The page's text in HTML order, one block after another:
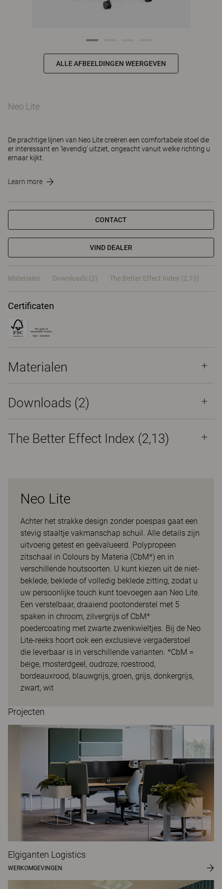
ALLE AFBEELDINGEN WEERGEVEN
Neo Lite
De prachtige lijnen van Neo Lite creëren een comfortabele stoel die
er interessant en 'levendig' uitziet, ongeacht vanuit welke richting u
ernaar kijkt.
Learn more
CONTACT
VIND DEALER
Materialen Downloads (2) The Better Effect Index (2,13)
Certificaten
Materialen
Downloads (2)
The Better Effect Index (2,13)
Neo Lite
Achter het strakke design zonder poespas gaat een
stevig staaltje vakmanschap schuil. Alle details zijn
uitvoerig getest en geëvalueerd. Polypropeen
zitschaal in Colours by Materia (CbM*) en in
verschillende houtsoorten. U kunt kiezen uit de niet-
beklede, beklede of volledig beklede zitting, zodat u
uw persoonlijke touch kunt toevoegen aan Neo Lite.
Een verstelbaar, draaiend pootonderstel met 5
spaken in chroom, zilvergrijs of CbM*
poedercoating met zwarte zwenkwieltjes. Bij de Neo
Lite-reeks hoort ook een exclusieve vergaderstoel
die leverbaar is in verschillende varianten. *CbM =
beige, mosterdgeel, oudroze, roestrood,
bordeauxrood, blauwgrijs, groen, grijs, donkergrijs,
zwart, wit
Projecten
Elgiganten Logistics
WERKOMGEVINGEN